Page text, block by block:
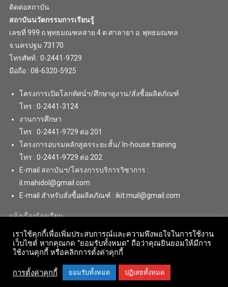
ติดต่อสถาบัน
สถาบันนวัตกรรมการเรียนรู้
เลขที่ 999 ถ.พุทธมณฑลสาย 4 ต.ศาลายา อ. พุทธมณฑล
จ.นครปฐม 73170
โทรศัพท์ : 0-2441-9729
มือถือ : 08-6320-5925
โครงการเปิดโลกทัศน์ฯ/ศึกษาดูงาน/สั่งซื้อผลิตภัณฑ์
โทร : 0-2441-3124
งานการศึกษา
โทร : 0-2441-9729 ต่อ 201
โครงการอบรมหลักสูตรระยะสั้น/ In-house training
โทร : 0-2441-9729 ต่อ 202
E-mail สถาบันฯ/โครงการบริการวิชาการ :
il.mahidol@gmail.com
E-mail สำหรับสั่งซื้อผลิตภัณฑ์ : ikit.muil@gmail.com
แจ้งเรื่องร้องเรียน
Copyright © 2018 . All Rights Reserved. Institute for Innovative Learning,
เราใช้คุกกี้เพื่อเพิ่มประสบการณ์และความพึงพอใจในการใช้งาน
เว็บไซต์ หากคุณกด “ยอมรับทั้งหมด” ถือว่าคุณยินยอมให้มีการ
ใช้งานคุกกี้ หรือคลิกการตั้งค่าคุกกี้
การตั้งค่าคุกกี้ ยอมรับทั้งหมด ปฏิเสธทั้งหมด